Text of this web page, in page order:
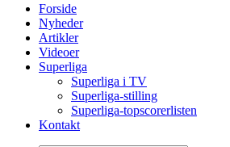
Forside
Nyheder
Artikler
Videoer
Superliga
Superliga i TV
Superliga-stilling
Superliga-topscorerlisten
Kontakt